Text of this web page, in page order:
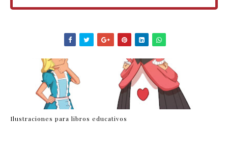
Ilustraciones para libros educativos